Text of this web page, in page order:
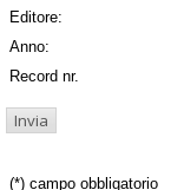
Editore:
Anno:
Record nr.
(*) campo obbligatorio